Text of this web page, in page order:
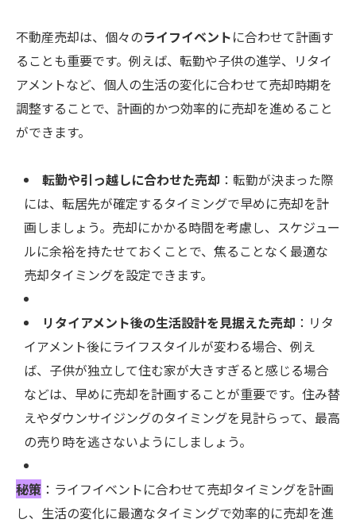
不動産売却は、個々のライフイベントに合わせて計画す
ることも重要です。例えば、転勤や子供の進学、リタイ
アメントなど、個人の生活の変化に合わせて売却時期を
調整することで、計画的かつ効率的に売却を進めること
ができます。
転勤や引っ越しに合わせた売却 ：転勤が決まった際
には、転居先が確定するタイミングで早めに売却を計
画しましょう。売却にかかる時間を考慮し、スケジュー
ルに余裕を持たせておくことで、焦ることなく最適な
売却タイミングを設定できます。
リタイアメント後の生活設計を見据えた売却 ：リタ
イアメント後にライフスタイルが変わる場合、例え
ば、子供が独立して住む家が大きすぎると感じる場合
などは、早めに売却を計画することが重要です。住み替
えやダウンサイジングのタイミングを見計らって、最高
の売り時を逃さないようにしましょう。
秘策 ：ライフイベントに合わせて売却タイミングを計画
し、生活の変化に最適なタイミングで効率的に売却を進